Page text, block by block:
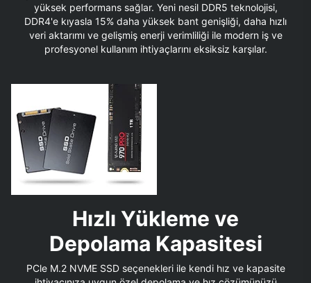
yüksek performans sağlar. Yeni nesil DDR5 teknolojisi,
DDR4'e kıyasla 15% daha yüksek bant genişliği, daha hızlı
veri aktarımı ve gelişmiş enerji verimliliği ile modern iş ve
profesyonel kullanım ihtiyaçlarını eksiksiz karşılar.
Hızlı Yükleme ve
Depolama Kapasitesi
PCle M.2 NVME SSD seçenekleri ile kendi hız ve kapasite